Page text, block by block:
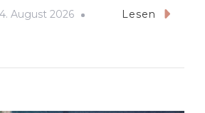
4. August 2026 Lesen